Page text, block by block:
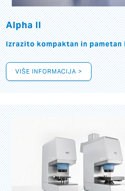
Alpha II
Izrazito kompaktan in pametan
VIŠE INFORMACIJA >